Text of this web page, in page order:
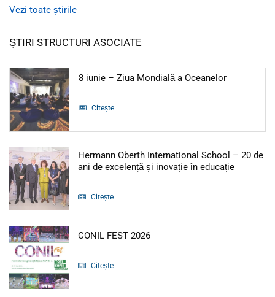
Vezi toate știrile
ȘTIRI STRUCTURI ASOCIATE
8 iunie – Ziua Mondială a OceanelorArticol: 8
Citește
Hermann Oberth International School – 20 de
ani de excelență și inovație în educațieArticol:
Citește
CONIL FEST 2026Articol: CONIL FEST 2026
Citește